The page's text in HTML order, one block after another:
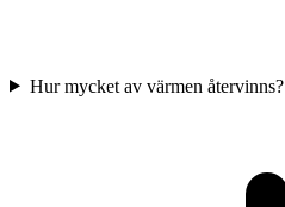
Hur mycket av värmen återvinns?